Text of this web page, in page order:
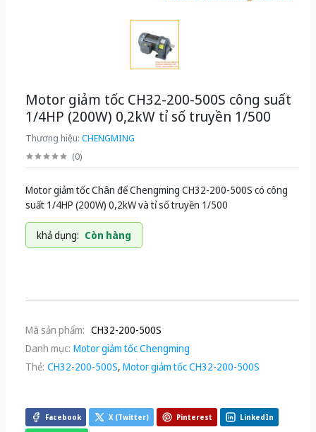
Motor giảm tốc CH32-200-500S công suất
1/4HP (200W) 0,2kW tỉ số truyền 1/500
Thương hiệu: CHENGMING
(0)
Motor giảm tốc Chân đế Chengming CH32-200-500S có công
suất 1/4HP (200W) 0,2kW và tỉ số truyền 1/500
khả dụng: Còn hàng
Mã sản phẩm: CH32-200-500S
Danh mục: Motor giảm tốc Chengming
Thẻ: CH32-200-500S, Motor giảm tốc CH32-200-500S
Facebook X (Twitter) Pinterest LinkedIn